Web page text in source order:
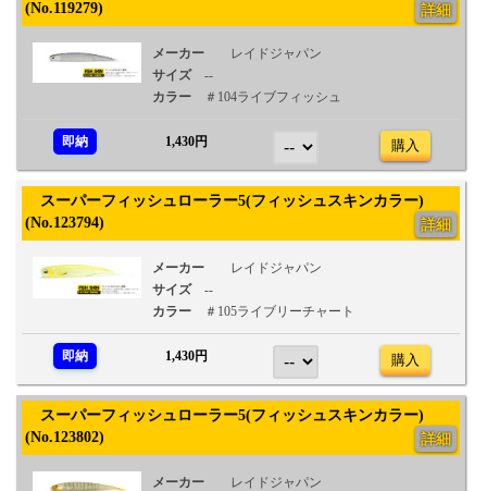
(No.119279)
詳細
メーカー
レイドジャパン
サイズ
--
カラー
＃104ライブフィッシュ
即納 1,430円 購入
スーパーフィッシュローラー5(フィッシュスキンカラー)
(No.123794)
詳細
メーカー
レイドジャパン
サイズ
--
カラー
＃105ライブリーチャート
即納 1,430円 購入
スーパーフィッシュローラー5(フィッシュスキンカラー)
(No.123802)
詳細
メーカー
レイドジャパン